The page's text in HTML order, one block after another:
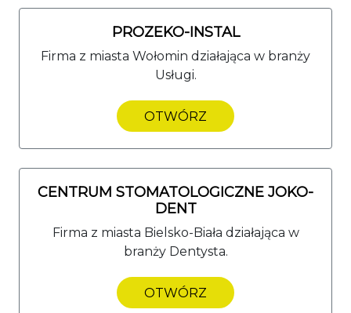
PROZEKO-INSTAL
Firma z miasta Wołomin działająca w branży
Usługi.
OTWÓRZ
CENTRUM STOMATOLOGICZNE JOKO-
DENT
Firma z miasta Bielsko-Biała działająca w
branży Dentysta.
OTWÓRZ